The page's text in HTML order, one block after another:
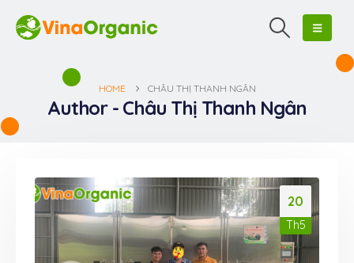
HOME CHÂU THỊ THANH NGÂN
Author - Châu Thị Thanh Ngân
20
Th5